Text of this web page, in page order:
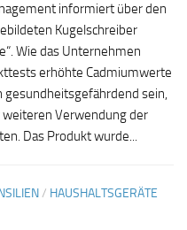
informiert über den
Kugelschreiber
Wie das Unternehmen
erhöhte Cadmiumwerte
gesundheitsgefährdend sein,
Verwendung der
Das Produkt wurde...
/ HAUSHALTSGERÄTE